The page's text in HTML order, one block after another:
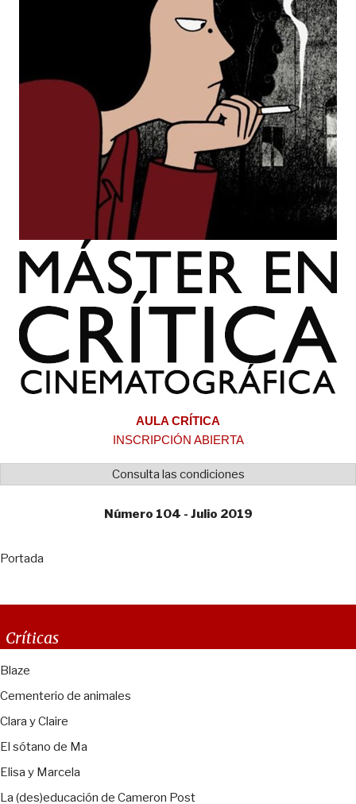
AULA CRÍTICA
INSCRIPCIÓN ABIERTA
Consulta las condiciones
Número 104 - Julio 2019
Portada
Críticas
Blaze
Cementerio de animales
Clara y Claire
El sótano de Ma
Elisa y Marcela
La (des)educación de Cameron Post